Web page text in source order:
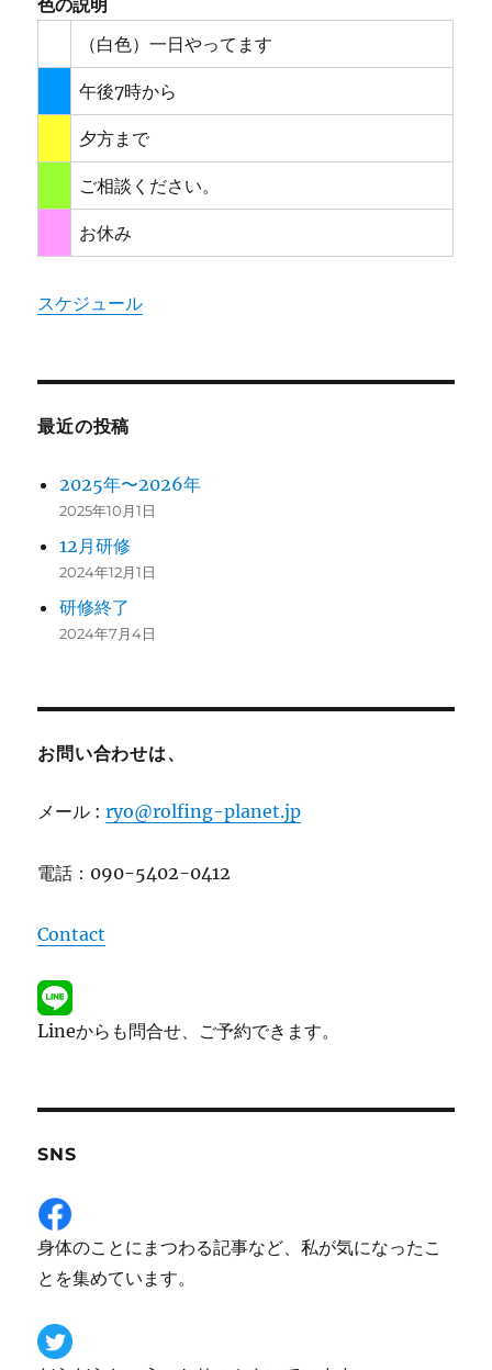
（白色）一日やってます
午後7時から
夕方まで
ご相談ください。
お休み
スケジュール
最近の投稿
2025年〜2026年
2025年10月1日
12月研修
2024年12月1日
研修終了
2024年7月4日
お問い合わせは、
メール :ryo@rolfing-planet.jp
電話：090-5402-0412
Contact
Lineからも問合せ、ご予約できます。
SNS
身体のことにまつわる記事など、私が気になったこ
とを集めています。